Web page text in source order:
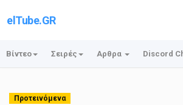
elTube.GR
Βίντεο Σειρές Αρθρα Discord
Προτεινόμενα